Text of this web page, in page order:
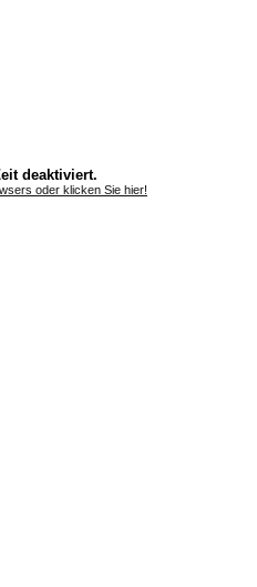
deaktiviert.
oder klicken Sie hier!